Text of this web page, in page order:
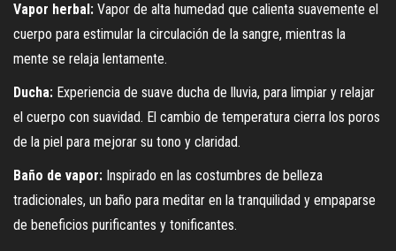
Vapor herbal: Vapor de alta humedad que calienta suavemente el
cuerpo para estimular la circulación de la sangre, mientras la
mente se relaja lentamente.
Ducha: Experiencia de suave ducha de lluvia, para limpiar y relajar
el cuerpo con suavidad. El cambio de temperatura cierra los poros
de la piel para mejorar su tono y claridad.
Baño de vapor: Inspirado en las costumbres de belleza
tradicionales, un baño para meditar en la tranquilidad y empaparse
de beneficios purificantes y tonificantes.